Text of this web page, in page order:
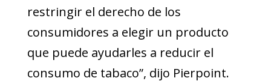
restringir el derecho de los
consumidores a elegir un producto
que puede ayudarles a reducir el
consumo de tabaco”, dijo Pierpoint.